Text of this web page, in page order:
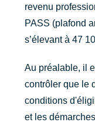
revenu
PASS (plafond
s’élevant à 47
Au préalable, il
contrôler que le
conditions
et les